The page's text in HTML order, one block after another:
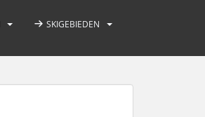
SKIGEBIEDEN